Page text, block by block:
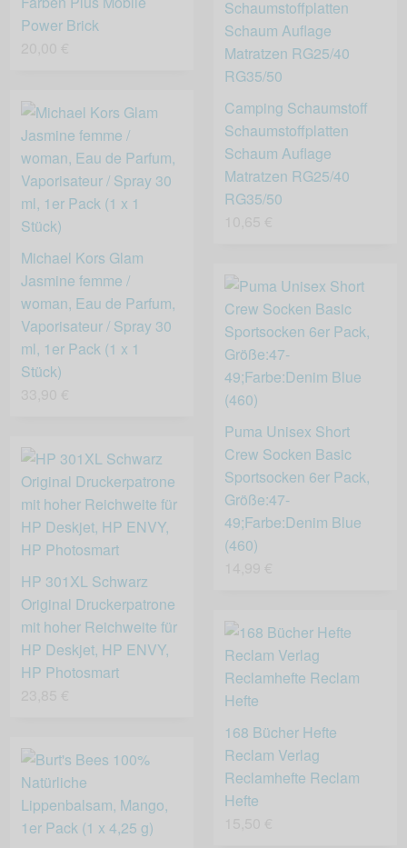
Power Brick
Camping Schaumstoff
Schaumstoffplatten
Schaum Auflage
Matratzen RG25/40
RG35/50
Michael Kors Glam
Jasmine femme /
woman, Eau de Parfum,
Vaporisateur / Spray 30
ml, 1er Pack (1 x 1
Stück)
Puma Unisex Short
Crew Socken Basic
Sportsocken 6er Pack,
Größe:47-
49;Farbe:Denim Blue
(460)
HP 301XL Schwarz
Original Druckerpatrone
mit hoher Reichweite für
HP Deskjet, HP ENVY,
HP Photosmart
168 Bücher Hefte
Reclam Verlag
Reclamhefte Reclam
Hefte